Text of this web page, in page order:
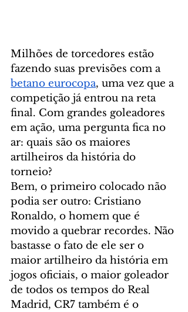
Milhões de torcedores estão
fazendo suas previsões com a
betano eurocopa, uma vez que a
competição já entrou na reta
final. Com grandes goleadores
em ação, uma pergunta fica no
ar: quais são os maiores
artilheiros da história do
torneio?
Bem, o primeiro colocado não
podia ser outro: Cristiano
Ronaldo, o homem que é
movido a quebrar recordes. Não
bastasse o fato de ele ser o
maior artilheiro da história em
jogos oficiais, o maior goleador
de todos os tempos do Real
Madrid, CR7 também é o